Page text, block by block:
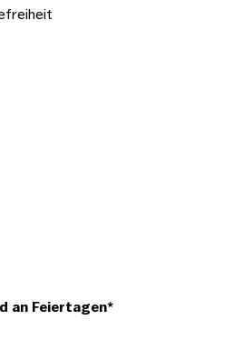
an Feiertagen*